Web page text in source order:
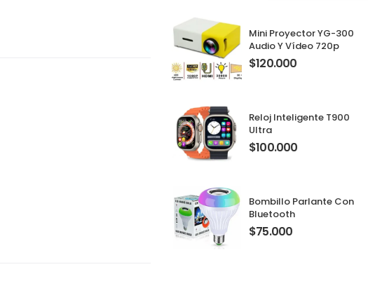
Mini Proyector YG-300
Audio Y Vídeo 720p
$120.000
Reloj Inteligente T900
Ultra
$100.000
Bombillo Parlante Con
Bluetooth
$75.000